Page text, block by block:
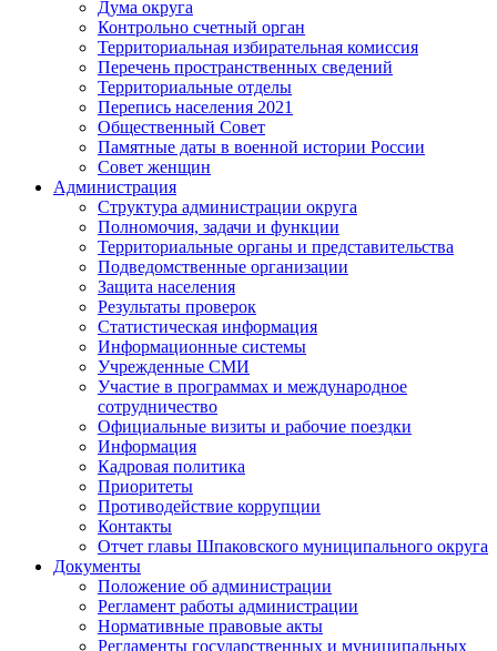
Дума округа
Контрольно счетный орган
Территориальная избирательная комиссия
Перечень пространственных сведений
Территориальные отделы
Перепись населения 2021
Общественный Совет
Памятные даты в военной истории России
Совет женщин
Администрация
Структура администрации округа
Полномочия, задачи и функции
Территориальные органы и представительства
Подведомственные организации
Защита населения
Результаты проверок
Статистическая информация
Информационные системы
Учрежденные СМИ
Участие в программах и международное
сотрудничество
Официальные визиты и рабочие поездки
Информация
Кадровая политика
Приоритеты
Противодействие коррупции
Контакты
Отчет главы Шпаковского муниципального округа
Документы
Положение об администрации
Регламент работы администрации
Нормативные правовые акты
Регламенты государственных и муниципальных